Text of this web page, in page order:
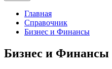
Главная
Справочник
Бизнес и Финансы
Бизнес и Финансы